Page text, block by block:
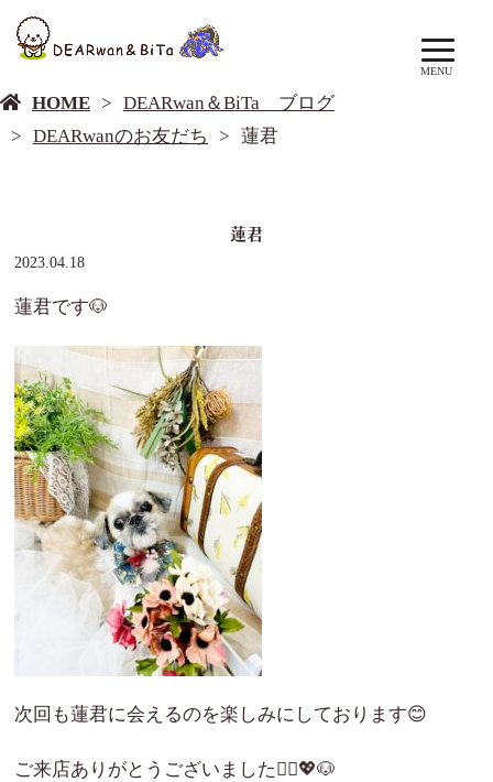
MENU
HOME
DEARwan＆BiTa ブログ
DEARwanのお友だち
蓮君
蓮君
2023.04.18
蓮君です🐶
次回も蓮君に会えるのを楽しみにしております😊
ご来店ありがとうございました🙇‍♀️💖🐶